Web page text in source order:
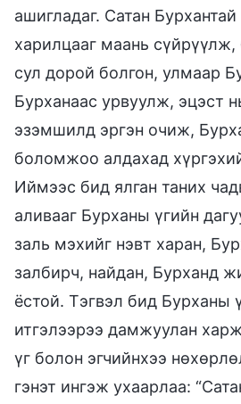
ашигладаг. Сатан
харилцааг маань сүйрүүлж,
сул дорой болгон, улмаар
Бурханаас урвуулж, эцэст
эзэмшилд эргэн очиж,
боломжоо алдахад
Иймээс бид ялган таних
аливааг Бурханы үгийн
заль мэхийг нэвт харан,
залбирч, найдан, Бурханд
ёстой. Тэгвэл бид Бурханы
итгэлээрээ дамжуулан
үг болон эгчийнхээ
гэнэт ингэж ухаарлаа: